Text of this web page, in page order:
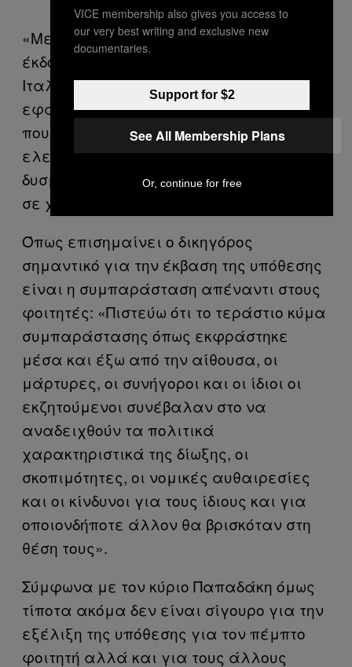
«Με αυτόν τον τρόπο αποτρέπεται η
έκδοση τεσσάρων διαδηλωτών στην
Ιταλία, αποτρέπεται η επέκταση της
εφαρμογής ενός εκτρωματικού θεσμού
που απειλεί δικαιώματα και
ελευθερίες και υποβάλλει πολίτες σε
δυσμενή νομική μεταχείριση από χώρα
σε χώρα».
Όπως επισημαίνει ο δικηγόρος
σημαντικό για την έκβαση της υπόθεσης
είναι η συμπαράσταση απέναντι στους
φοιτητές: «Πιστεύω ότι το τεράστιο κύμα
συμπαράστασης όπως εκφράστηκε
μέσα και έξω από την αίθουσα, οι
μάρτυρες, οι συνήγοροι και οι ίδιοι οι
εκζητούμενοι συνέβαλαν στο να
αναδειχθούν τα πολιτικά
χαρακτηριστικά της δίωξης, οι
σκοπιμότητες, οι νομικές αυθαιρεσίες
και οι κίνδυνοι για τους ίδιους και για
οποιονδήποτε άλλον θα βρισκόταν στη
θέση τους».
Σύμφωνα με τον κύριο Παπαδάκη όμως
τίποτα ακόμα δεν είναι σίγουρο για την
εξέλιξη της υπόθεσης για τον πέμπτο
φοιτητή αλλά και για τους άλλους
VICE membership also gives you access to
our very best writing and exclusive new
documentaries.
Support for $2
See All Membership Plans
Or, continue for free